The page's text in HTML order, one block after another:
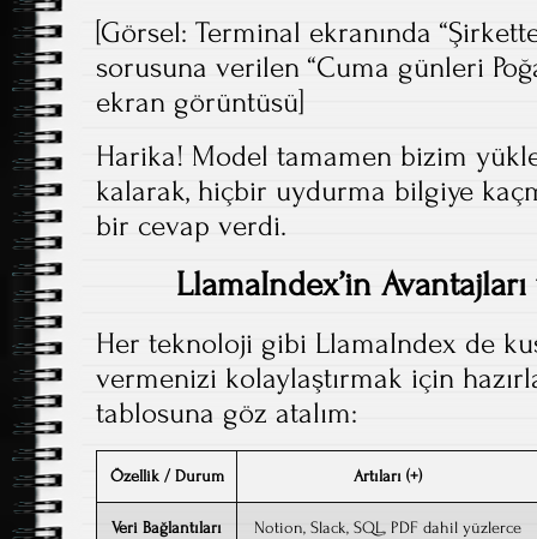
[Görsel: Terminal ekranında
sorusuna verilen “Cuma günleri
ekran görüntüsü]
Harika! Model tamamen bizim
kalarak, hiçbir uydurma bilgiye
bir cevap verdi.
LlamaIndex’in
Her teknoloji gibi LlamaIndex de
vermenizi kolaylaştırmak için
tablosuna göz atalım:
Özellik / Durum Artıları (+)
Veri Bağlantıları
Notion, Slack, SQL, PDF dahil yüzlerce